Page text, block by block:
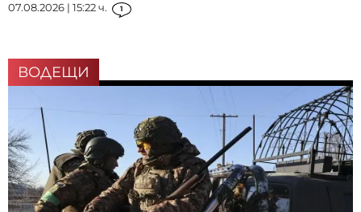
07.08.2026 | 15:22 ч. 1
ВОДЕЩИ